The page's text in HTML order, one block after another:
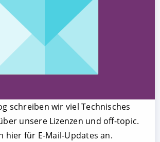
schreiben wir viel Technisches
unsere Lizenzen und off-topic.
hier für E-Mail-Updates an.